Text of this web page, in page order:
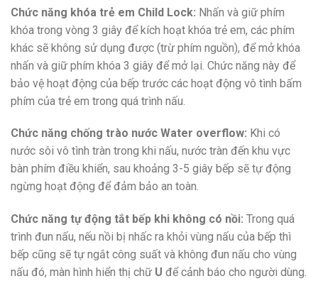
Chức năng khóa trẻ em Child Lock: Nhấn và giữ phím
khóa trong vòng 3 giây để kích hoạt khóa trẻ em, các phím
khác sẽ không sử dụng được (trừ phím nguồn), để mở khóa
nhấn và giữ phím khóa 3 giây để mở lại. Chức năng này để
bảo vệ hoạt động của bếp trước các hoạt động vô tình bấm
phím của trẻ em trong quá trình nấu.
Chức năng chống trào nước Water overflow: Khi có
nước sôi vô tình tràn trong khi nấu, nước tràn đến khu vực
bàn phím điều khiển, sau khoảng 3-5 giây bếp sẽ tự động
ngừng hoạt động để đảm bảo an toàn.
Chức năng tự động tắt bếp khi không có nồi: Trong quá
trình đun nấu, nếu nồi bị nhấc ra khỏi vùng nấu của bếp thì
bếp cũng sẽ tự ngắt công suất và không đun nấu cho vùng
nấu đó, màn hình hiển thị chữ U để cảnh báo cho người dùng.